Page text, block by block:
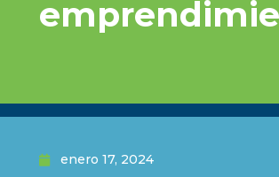
enero 17, 2024